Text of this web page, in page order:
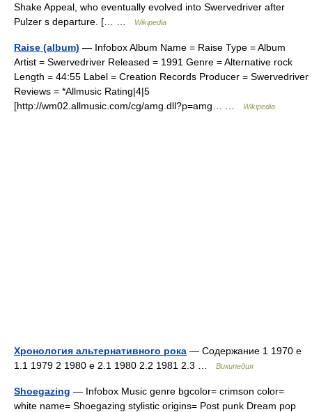
Shake Appeal, who eventually evolved into Swervedriver after
Pulzer s departure. [… …
Wikipedia
Raise (album) — Infobox Album Name = Raise Type = Album
Artist = Swervedriver Released = 1991 Genre = Alternative rock
Length = 44:55 Label = Creation Records Producer = Swervedriver
Reviews = *Allmusic Rating|4|5
[http://wm02.allmusic.com/cg/amg.dll?p=amg… …
Wikipedia
Хронология альтернативного рока — Содержание 1 1970 е
1.1 1979 2 1980 е 2.1 1980 2.2 1981 2.3 …
Википедия
Shoegazing — Infobox Music genre bgcolor= crimson color=
white name= Shoegazing stylistic origins= Post punk Dream pop